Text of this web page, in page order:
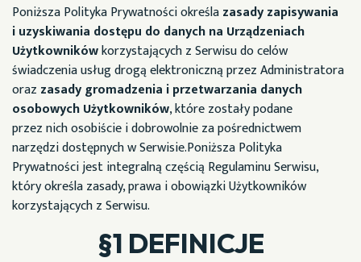
Poniższa Polityka Prywatności określazasady zapisywania
i uzyskiwania dostępu do danych na Urządzeniach
Użytkownikówkorzystających z Serwisu do celów
świadczenia usług drogą elektroniczną przez Administratora
oraz zasady gromadzenia i przetwarzania danych
osobowych Użytkowników, które zostały podane
przez nich osobiście i dobrowolnie za pośrednictwem
narzędzi dostępnych w Serwisie.Poniższa Polityka
Prywatności jest integralną częściąRegulaminu Serwisu,
który określa zasady, prawa i obowiązki Użytkowników
korzystających z Serwisu.
§1 DEFINICJE